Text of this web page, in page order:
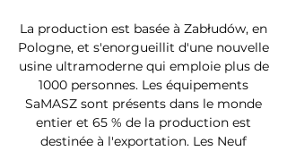
La production est basée à Zabłudów, en
Pologne, et s'enorgueillit d'une nouvelle
usine ultramoderne qui emploie plus de
1000 personnes. Les équipements
SaMASZ sont présents dans le monde
entier et 65 % de la production est
destinée à l'exportation. Les Neuf